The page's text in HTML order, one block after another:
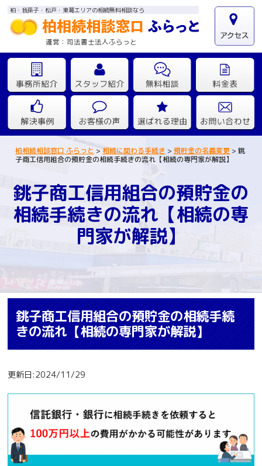
柏・我孫子・松戸・東葛エリアの相続無料相談なら
運営：司法書士法人ふらっと
柏相続相談窓口 ふらっと > 相続に関わる手続き >預貯金の名義変更 >銚
子商工信用組合の預貯金の相続手続きの流れ【相続の専門家が解説】
銚子商工信用組合の預貯金の
相続手続きの流れ【相続の専
門家が解説】
銚子商工信用組合の預貯金の相続手続
きの流れ【相続の専門家が解説】
更新日:2024/11/29